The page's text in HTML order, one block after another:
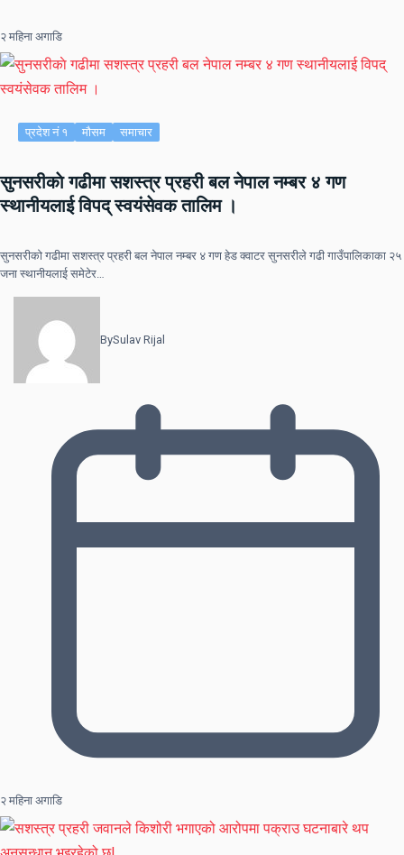
२ महिना अगाडि
प्रदेश नं १ मौसम समाचार
सुनसरीकाे गढीमा सशस्त्र प्रहरी बल नेपाल नम्बर ४ गण
स्थानीयलाई विपद् स्वयंसेवक तालिम ।
सुनसरीकाे गढीमा सशस्त्र प्रहरी बल नेपाल नम्बर ४ गण हेड क्वाटर सुनसरीले गढी गाउँपालिकाका २५
जना स्थानीयलाई समेटेर…
BySulav Rijal
२ महिना अगाडि